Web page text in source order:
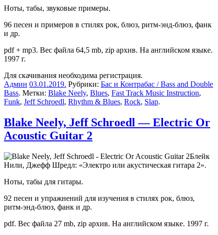
Ноты, табы, звуковые примеры.
96 песен и примеров в стилях рок, блюз, ритм-энд-блюз, фанк
и др.
pdf + mp3. Вес файла 64,5 mb, zip архив. На английском языке.
1997 г.
Для скачивания необходима регистрация.
Админ 03.01.2019. Рубрики: Бас и Контрабас / Bass and Double
Bass. Метки: Blake Neely, Blues, Fast Track Music Instruction,
Funk, Jeff Schroedl, Rhythm & Blues, Rock, Slap.
Blake Neely, Jeff Schroedl — Electric Or
Acoustic Guitar 2
Блейк
Нили, Джефф Шредл: «Электро или акустическая гитара 2».
Ноты, табы для гитары.
92 песен и упражнений для изучения в стилях рок, блюз,
ритм-энд-блюз, фанк и др.
pdf. Вес файла 27 mb, zip архив. На английском языке. 1997 г.